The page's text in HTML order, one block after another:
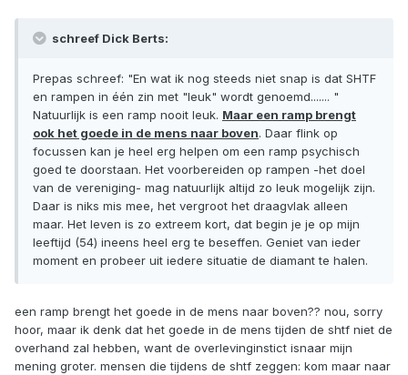
schreef Dick Berts:
Prepas schreef: "En wat ik nog steeds niet snap is dat SHTF
en rampen in één zin met "leuk" wordt genoemd....... "
Natuurlijk is een ramp nooit leuk. Maar een ramp brengt
ook het goede in de mens naar boven. Daar flink op
focussen kan je heel erg helpen om een ramp psychisch
goed te doorstaan. Het voorbereiden op rampen -het doel
van de vereniging- mag natuurlijk altijd zo leuk mogelijk zijn.
Daar is niks mis mee, het vergroot het draagvlak alleen
maar. Het leven is zo extreem kort, dat begin je je op mijn
leeftijd (54) ineens heel erg te beseffen. Geniet van ieder
moment en probeer uit iedere situatie de diamant te halen.
een ramp brengt het goede in de mens naar boven?? nou, sorry
hoor, maar ik denk dat het goede in de mens tijden de shtf niet de
overhand zal hebben, want de overlevinginstict isnaar mijn
mening groter. mensen die tijdens de shtf zeggen: kom maar naar